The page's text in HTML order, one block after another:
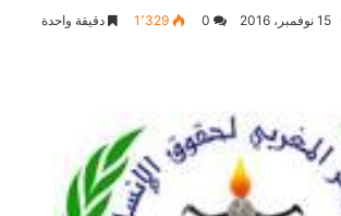
15 نوفمبر، 2016 0 1٬329 دقيقة واحدة